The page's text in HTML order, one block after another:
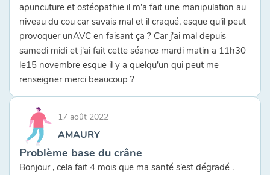
apuncuture et ostéopathie il m'a fait une manipulation au
niveau du cou car savais mal et il craqué, esque qu'il peut
provoquer unAVC en faisant ça ? Car j'ai mal depuis
samedi midi et j'ai fait cette séance mardi matin a 11h30
le15 novembre esque il y a quelqu'un qui peut me
renseigner merci beaucoup ?
17 août 2022
AMAURY
Problème base du crâne
Bonjour , cela fait 4 mois que ma santé s’est dégradé .